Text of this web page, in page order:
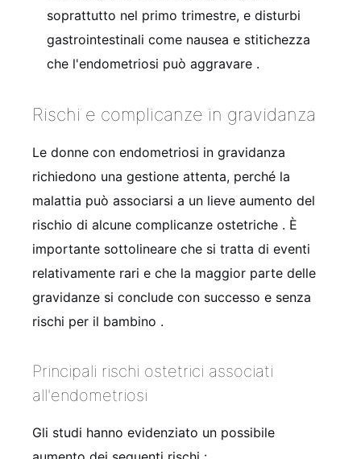
soprattutto nel primo trimestre, e disturbi
gastrointestinali come nausea e stitichezza
che l'endometriosi può aggravare .
Rischi e complicanze in gravidanza
Le donne con endometriosi in gravidanza
richiedono una gestione attenta, perché la
malattia può associarsi a un lieve aumento del
rischio di alcune complicanze ostetriche . È
importante sottolineare che si tratta di eventi
relativamente rari e che la maggior parte delle
gravidanze si conclude con successo e senza
rischi per il bambino .
Principali rischi ostetrici associati
all'endometriosi
Gli studi hanno evidenziato un possibile